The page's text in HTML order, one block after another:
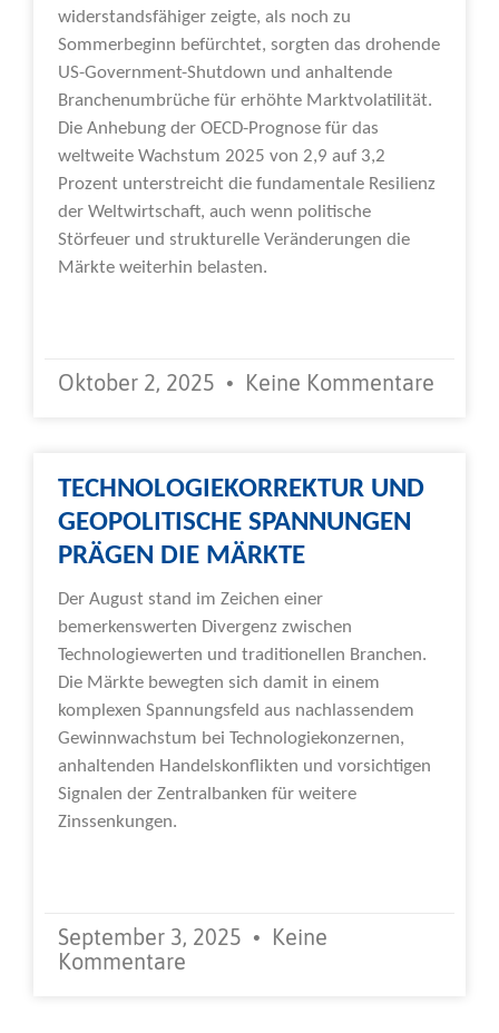
widerstandsfähiger zeigte, als noch zu
Sommerbeginn befürchtet, sorgten das drohende
US-Government-Shutdown und anhaltende
Branchenumbrüche für erhöhte Marktvolatilität.
Die Anhebung der OECD-Prognose für das
weltweite Wachstum 2025 von 2,9 auf 3,2
Prozent unterstreicht die fundamentale Resilienz
der Weltwirtschaft, auch wenn politische
Störfeuer und strukturelle Veränderungen die
Märkte weiterhin belasten.
Oktober 2, 2025 Keine Kommentare
TECHNOLOGIEKORREKTUR UND
GEOPOLITISCHE SPANNUNGEN
PRÄGEN DIE MÄRKTE
Der August stand im Zeichen einer
bemerkenswerten Divergenz zwischen
Technologiewerten und traditionellen Branchen.
Die Märkte bewegten sich damit in einem
komplexen Spannungsfeld aus nachlassendem
Gewinnwachstum bei Technologiekonzernen,
anhaltenden Handelskonflikten und vorsichtigen
Signalen der Zentralbanken für weitere
Zinssenkungen.
September 3, 2025
Keine
Kommentare